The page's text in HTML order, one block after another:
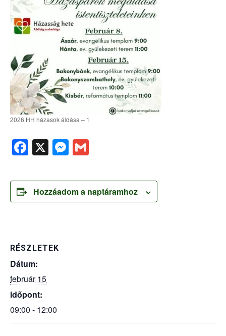
2026 HH házasok áldása – 1
Facebook
X Messenger
Hozzáadom a naptáramhoz
RÉSZLETEK
Dátum:
február 15
Időpont:
09:00 - 12:00